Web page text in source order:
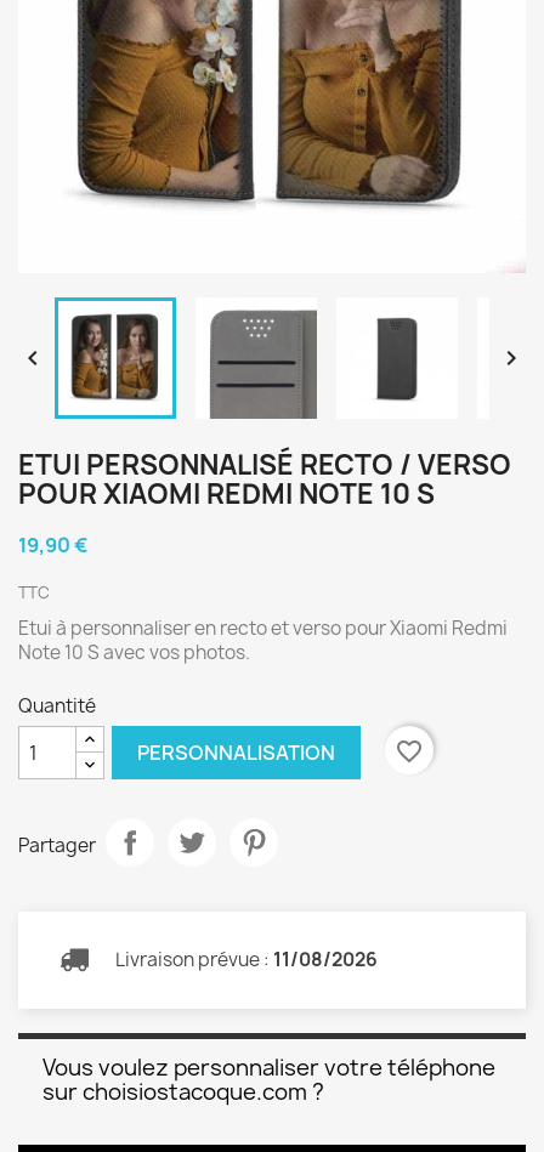
 
ETUI PERSONNALISÉ RECTO / VERSO
POUR XIAOMI REDMI NOTE 10 S
19,90 €
TTC
Etui à personnaliser en recto et verso pour Xiaomi Redmi
Note 10 S avec vos photos.
Quantité
PERSONNALISATION favorite_border
Partager
Livraison prévue : 11/08/2026
Vous voulez personnaliser votre téléphone
sur choisiostacoque.com ?